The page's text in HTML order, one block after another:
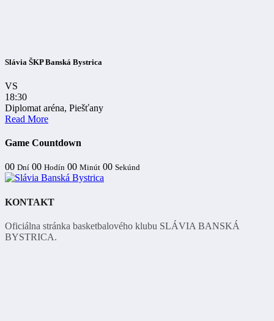
Slávia ŠKP Banská Bystrica
VS
18:30
Diplomat aréna, Piešťany
Read More
Game Countdown
00 Dní 00 Hodín 00 Minút 00 Sekúnd
KONTAKT
Oficiálna stránka basketbalového klubu SLÁVIA BANSKÁ
BYSTRICA.